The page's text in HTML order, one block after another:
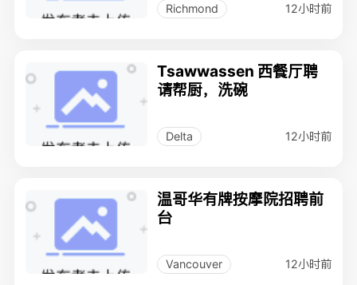
Richmond 12小时前
Tsawwassen 西餐厅聘
请帮厨，洗碗
Delta 12小时前
温哥华有牌按摩院招聘前
台
Vancouver 12小时前